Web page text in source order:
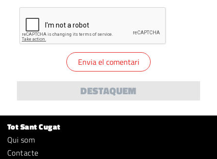
DESTAQUEM
Tot Sant Cugat
Qui som
Contacte